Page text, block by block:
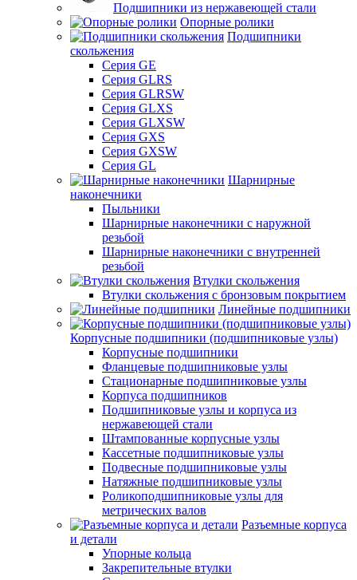
Подшипники из нержавеющей стали
Опорные ролики
Подшипники
скольжения
Серия GE
Серия GLRS
Серия GLRSW
Серия GLXS
Серия GLXSW
Серия GXS
Серия GXSW
Серия GL
Шарнирные
наконечники
Пыльники
Шарнирные наконечники с наружной
резьбой
Шарнирные наконечники с внутренней
резьбой
Втулки скольжения
Втулки скольжения с бронзовым покрытием
Линейные подшипники
Корпусные подшипники (подшипниковые узлы)
Корпусные подшипники
Фланцевые подшипниковые узлы
Стационарные подшипниковые узлы
Корпуса подшипников
Подшипниковые узлы и корпуса из
нержавеющей стали
Штампованные корпусные узлы
Кассетные подшипниковые узлы
Подвесные подшипниковые узлы
Натяжные подшипниковые узлы
Роликоподшипниковые узлы для
метрических валов
Разъемные корпуса
и детали
Упорные кольца
Закрепительные втулки